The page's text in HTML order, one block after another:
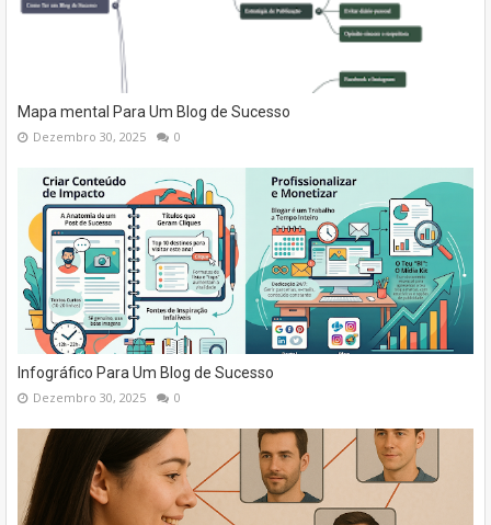
Mapa mental Para Um Blog de Sucesso
Dezembro 30, 2025 0
Infográfico Para Um Blog de Sucesso
Dezembro 30, 2025 0